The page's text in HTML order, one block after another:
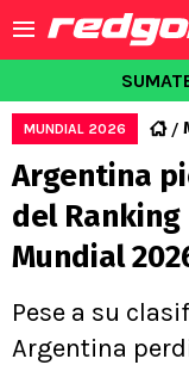
MUNDIAL 2026
Argentina
del Ranking
Mundial
Pese a su
Argentina